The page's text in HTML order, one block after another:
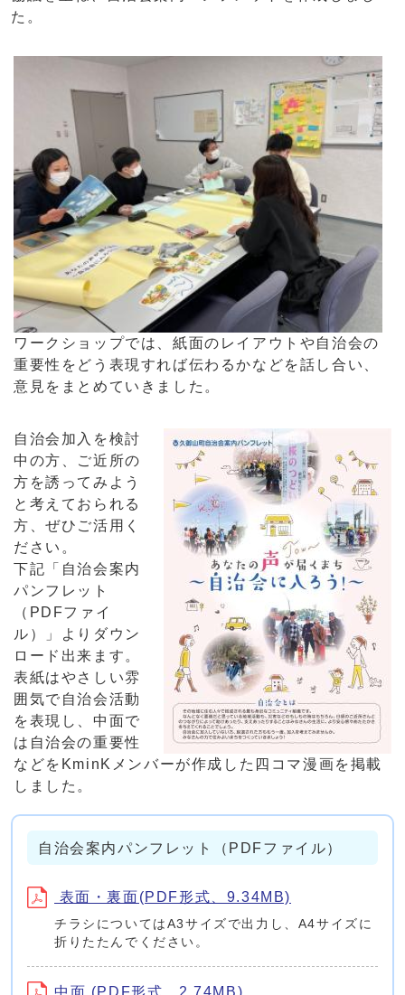
た。
ワークショップでは、紙面のレイアウトや自治会の
重要性をどう表現すれば伝わるかなどを話し合い、
意見をまとめていきました。
自治会加入を検討
中の方、ご近所の
方を誘ってみよう
と考えておられる
方、ぜひご活用く
ださい。
下記「自治会案内
パンフレット
（PDFファイ
ル）」よりダウン
ロード出来ます。
表紙はやさしい雰
囲気で自治会活動
を表現し、中面で
は自治会の重要性
などをKminKメンバーが作成した四コマ漫画を掲載
しました。
自治会案内パンフレット（PDFファイル）
表面・裏面(PDF形式、9.34MB)
チラシについてはA3サイズで出力し、A4サイズに
折りたたんでください。
中面 (PDF形式、2.74MB)